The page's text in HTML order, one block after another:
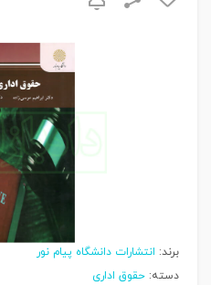
برند: انتشارات دانشگاه پیام نور
دسته: حقوق اداری